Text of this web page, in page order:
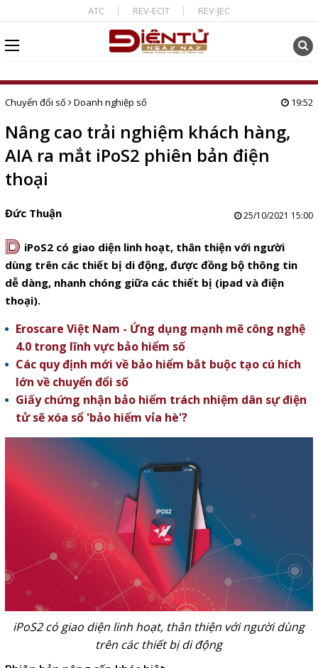
ATC REV-ECIT REV-JEC
Chuyển đổi số Doanh nghiệp số 19:52
Nâng cao trải nghiệm khách hàng,
AIA ra mắt iPoS2 phiên bản điện
thoại
Đức Thuận 25/10/2021 15:00
D iPoS2 có giao diện linh hoạt, thân thiện với người
dùng trên các thiết bị di động, được đồng bộ thông tin
dễ dàng, nhanh chóng giữa các thiết bị (ipad và điện
thoại).
Eroscare Việt Nam - Ứng dụng mạnh mẽ công nghệ
4.0 trong lĩnh vực bảo hiểm số
Các quy định mới về bảo hiểm bắt buộc tạo cú hích
lớn về chuyển đổi số
Giấy chứng nhận bảo hiểm trách nhiệm dân sự điện
tử sẽ xóa sổ 'bảo hiểm vỉa hè'?
iPoS2 có giao diện linh hoạt, thân thiện với người dùng
trên các thiết bị di động